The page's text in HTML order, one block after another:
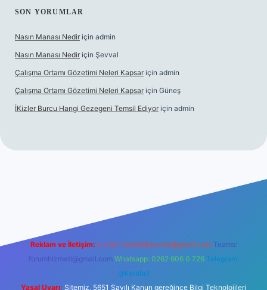
SON YORUMLAR
Nasın Manası Nedir için admin
Nasın Manası Nedir için Şevval
Çalışma Ortamı Gözetimi Neleri Kapsar için admin
Çalışma Ortamı Gözetimi Neleri Kapsar için Güneş
İKizler Burcu Hangi Gezegeni Temsil Ediyor için admin
Reklam ve İletişim: E-mail: backlinkpaneli@gmail.com Teams:
forumhizmeti@gmail.com Whatsapp: 0262 606 0 726 Telegram:
@karabul
Yasal Uyarı: Sitemiz, 5651 Sayılı Kanun gereğince Bilgi Teknolojileri